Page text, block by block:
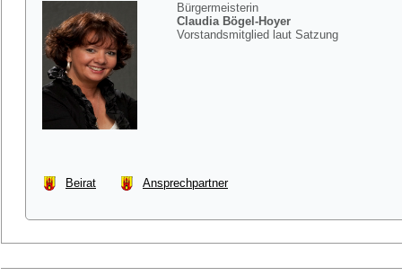
Bürgermeisterin
Claudia Bögel-Hoyer
Vorstandsmitglied laut Satzung
Beirat Ansprechpartner